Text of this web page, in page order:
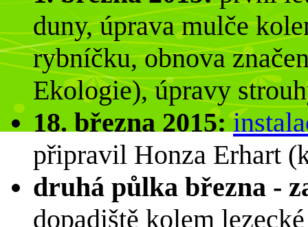
duny, úprava mulče
rybníčku, obnova
Ekologie), úpravy
18. března 2015:
připravil Honza Erhart
druhá půlka března -
dopadiště kolem